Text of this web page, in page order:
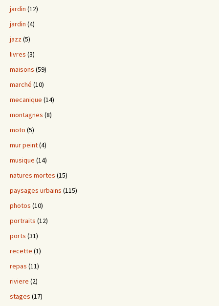
jardin (12)
jardin (4)
jazz(5)
livres (3)
maisons (59)
marché (10)
mecanique (14)
montagnes (8)
moto (5)
mur peint(4)
musique (14)
natures mortes (15)
paysages urbains (115)
photos (10)
portraits (12)
ports (31)
recette (1)
repas (11)
riviere (2)
stages (17)